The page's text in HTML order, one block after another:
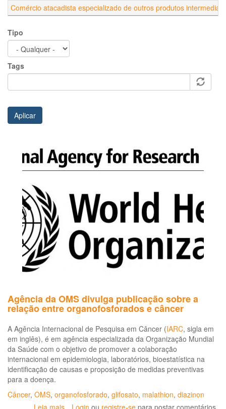
Comércio atacadista especializado de outros produtos
Tipo
Tags
Aplicar
Agência da OMS divulga publicação sobre a
relação entre organofosforados e câncer
A Agência Internacional de Pesquisa em Câncer (IARC, sigla em
em inglês), é em agência especializada da Organização Mundial
da Saúde com o objetivo de promover a colaboração
internacional em epidemiologia, laboratórios, bioestatística na
identificação de causas e proposição de medidas preventivas
para a doença.
Câncer, OMS, organofosforado, glifosato, malathion, diazinon